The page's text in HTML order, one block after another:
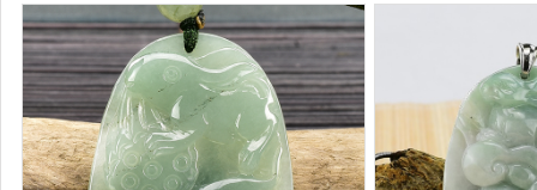
化訂做各種翡翠生肖羊吊墜玉珮項
鍊。★附A貨翡翠雙證書
生肖羊吊墜玉